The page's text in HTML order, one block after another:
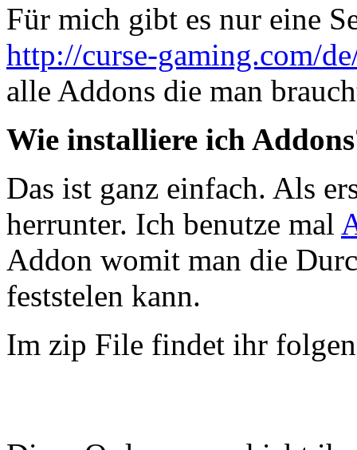
Für mich gibt es nur eine
http://curse-gaming.com/
alle Addons die man
Wie installiere ich
Das ist ganz einfach. Als
herrunter. Ich benutze mal
Addon womit man die
feststelen kann.
Im zip File findet ihr